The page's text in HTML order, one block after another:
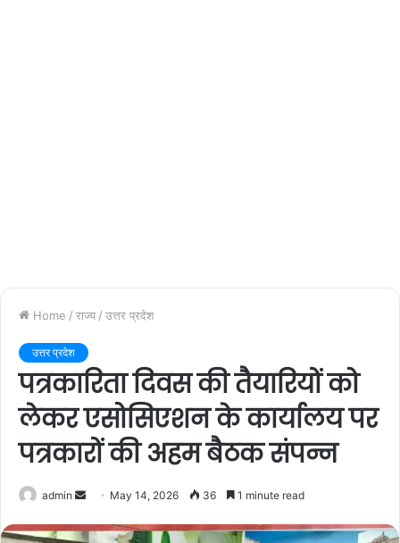
Home / राज्य / उत्तर प्रदेश
उत्तर प्रदेश
पत्रकारिता दिवस की तैयारियों को
लेकर एसोसिएशन के कार्यालय पर
पत्रकारों की अहम बैठक संपन्न
admin
n
May 14, 2026 36 1 minute read